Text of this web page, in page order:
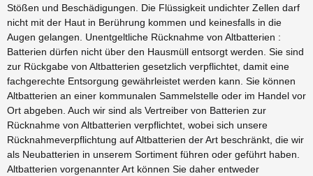
Stößen und Beschädigungen. Die Flüssigkeit undichter Zellen darf
nicht mit der Haut in Berührung kommen und keinesfalls in die
Augen gelangen. Unentgeltliche Rücknahme von Altbatterien :
Batterien dürfen nicht über den Hausmüll entsorgt werden. Sie sind
zur Rückgabe von Altbatterien gesetzlich verpflichtet, damit eine
fachgerechte Entsorgung gewährleistet werden kann. Sie können
Altbatterien an einer kommunalen Sammelstelle oder im Handel vor
Ort abgeben. Auch wir sind als Vertreiber von Batterien zur
Rücknahme von Altbatterien verpflichtet, wobei sich unsere
Rücknahmeverpflichtung auf Altbatterien der Art beschränkt, die wir
als Neubatterien in unserem Sortiment führen oder geführt haben.
Altbatterien vorgenannter Art können Sie daher entweder